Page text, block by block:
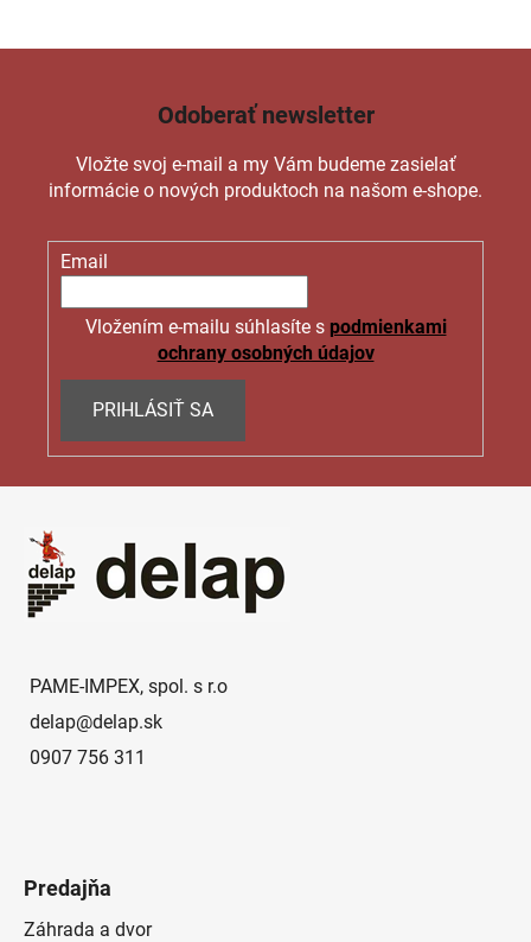
Odoberať newsletter
Vložte svoj e-mail a my Vám budeme zasielať
informácie o nových produktoch na našom e-shope.
Email
Vložením e-mailu súhlasíte s podmienkami
ochrany osobných údajov
PRIHLÁSIŤ SA
PAME-IMPEX, spol. s r.o
delap@delap.sk
0907 756 311
Predajňa
Záhrada a dvor